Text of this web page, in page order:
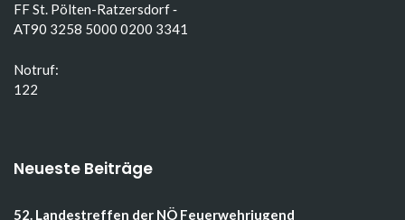
FF St. Pölten-Ratzersdorf ‑
AT90 3258 5000 0200 3341
Notruf:
122
Neueste Beiträge
52. Landestreffen der NÖ Feuerwehrjugend